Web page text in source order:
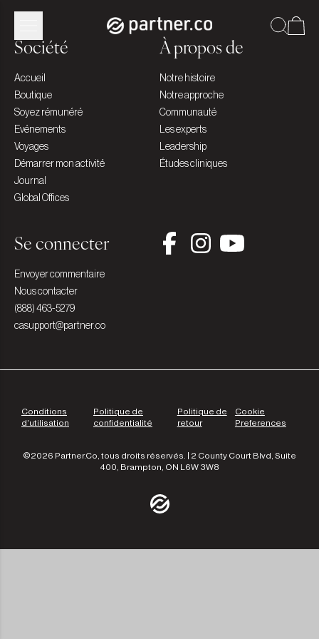
Société
Accueil
Boutique
Soyez rémunéré
Evénements
Voyages
Démarrer mon activité
Journal
Global Offices
À propos de
Notre histoire
Notre approche
Communauté
Les experts
Leadership
Études cliniques
Se connecter
Envoyer commentaire
Nous contacter
(888) 463-5279
casupport@partner.co
Conditions
d'utilisation
Politique de
confidentialité
Politique de
retour
Cookie
Preferences
©2026 Partner.Co, tous droits réservés. | 2 County Court Blvd, Suite
400, Brampton, ON L6W 3W8